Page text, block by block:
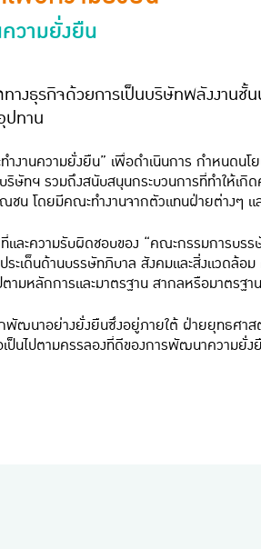
วามยั่งยืน
างธุรกิจด้วยการเป็นบริษัทพลังงาน
ปทาน
งานความยั่งยืน” เพื่อดําเนินการ กําหนด
ริษัทฯ รวมถึงสนับสนุนกระบวนการที่ทําให้
ชน โดยมีคณะทํางานจากตัวแทนฝ่ายต่างๆ
และความรับผิดชอบของ “คณะกรรมการ
ะเด็นด้านบรรษัทภิบาล สังคมและสิ่งแวดล้
ตามหลักการและมาตรฐาน สากลหรือมาตร
ฒนาอย่างยั่งยืนซึ่งอยู่ภายใต้ ฝ่ายยุทธศาส
ป็นไปตามครรลองที่ดีของการพัฒนาความยั่ง